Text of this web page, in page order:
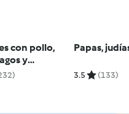
con pollo,
y
Papas,
3.5 (133)